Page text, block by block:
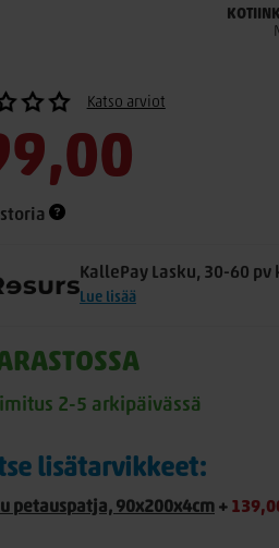
Katso arviot
KallePay Lasku, 30-60
Lue lisää
2-5 arkipäivässä
lisätarvikkeet:
petauspatja, 90x200x4cm +